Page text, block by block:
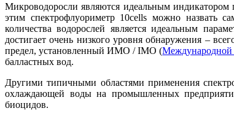
Микроводоросли являются идеальным индикатором
этим спектрофлуориметр 10cells можно назвать
количества водорослей является идеальным
достигает очень низкого уровня обнаружения –
предел, установленный ИМО / IMO (Международной
балластных вод.
Другими типичными областями применения
охлаждающей воды на промышленных
биоцидов.